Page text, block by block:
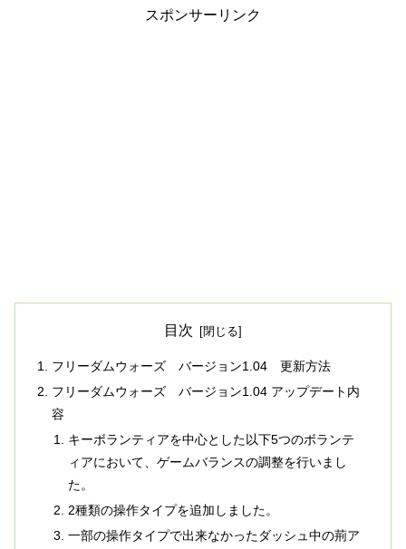
スポンサーリンク
目次
フリーダムウォーズ バージョン1.04 更新方法
フリーダムウォーズ バージョン1.04 アップデート内
容
キーボランティアを中心とした以下5つのボランテ
ィアにおいて、ゲームバランスの調整を行いまし
た。
2種類の操作タイプを追加しました。
一部の操作タイプで出来なかったダッシュ中の荊ア